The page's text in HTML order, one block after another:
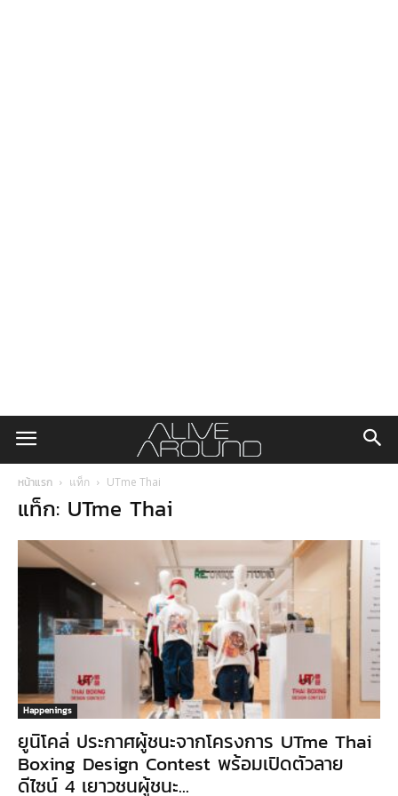
หน้าแรก แท็ก UTme Thai
แท็ก: UTme Thai
Happenings
ยูนิโคล่ ประกาศผู้ชนะจากโครงการ UTme Thai
Boxing Design Contest พร้อมเปิดตัวลาย
ดีไซน์ 4 เยาวชนผู้ชนะ...